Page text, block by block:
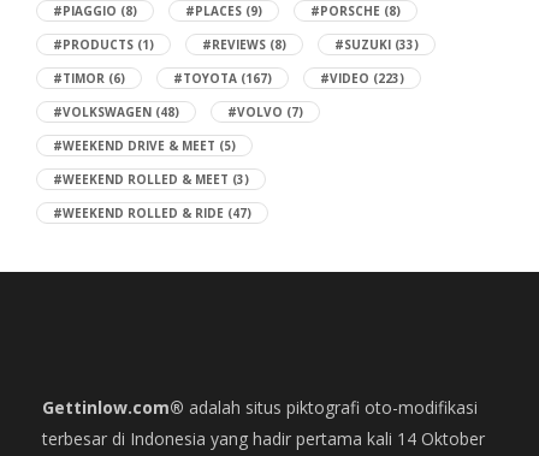
#PIAGGIO (8) #PLACES (9) #PORSCHE (8)
#PRODUCTS (1) #REVIEWS (8) #SUZUKI (33)
#TIMOR (6) #TOYOTA (167) #VIDEO (223)
#VOLKSWAGEN (48) #VOLVO (7)
#WEEKEND DRIVE & MEET (5)
#WEEKEND ROLLED & MEET (3)
#WEEKEND ROLLED & RIDE (47)
Gettinlow.com® adalah situs piktografi oto-modifikasi
terbesar di Indonesia yang hadir pertama kali 14 Oktober